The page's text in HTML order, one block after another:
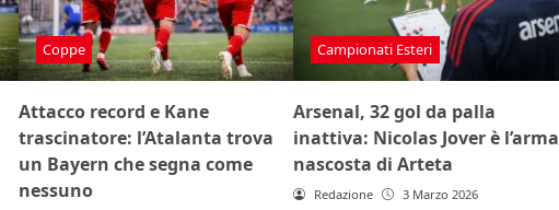
Coppe
Attacco record e Kane
trascinatore: l’Atalanta trova
un Bayern che segna come
nessuno
Campionati Esteri
Arsenal, 32 gol da palla
inattiva: Nicolas Jover è l’arma
nascosta di Arteta
Redazione 3 Marzo 2026